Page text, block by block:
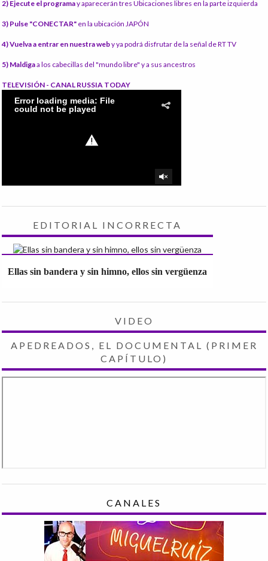
2) Ejecute el programay aparecerán tres Ubicaciones libres en la parte izquierda
3) Pulse "CONECTAR" en la ubicación JAPÓN
4) Vuelva a entrar en nuestra weby ya podrá disfrutar de la señal de RT TV
5) Maldigaa los cabecillas del "mundo libre" y a sus ancestros
TELEVISIÓN - CANAL RUSSIA TODAY
EDITORIAL INCORRECTA
Ellas sin bandera y sin himno, ellos sin vergüenza
VIDEO
APEDREADOS, EL DOCUMENTAL (PRIMER
CAPÍTULO)
CANALES